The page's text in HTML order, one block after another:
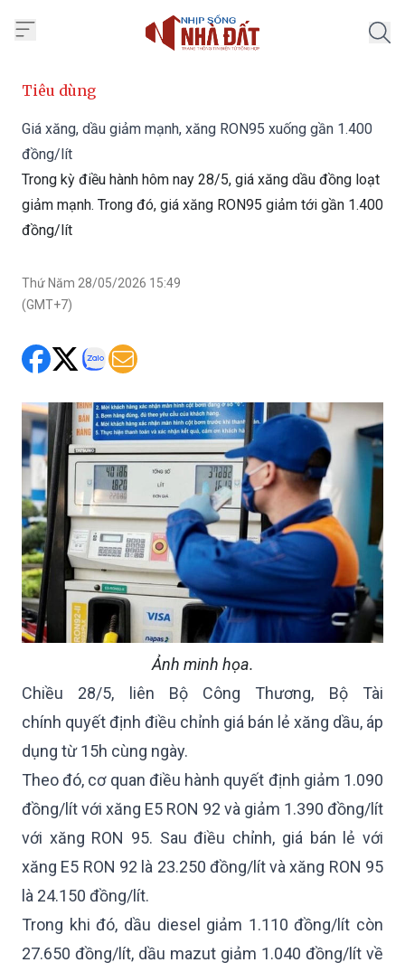
Tiêu dùng
Giá xăng, dầu giảm mạnh, xăng RON95 xuống gần 1.400
đồng/lít
Trong kỳ điều hành hôm nay 28/5, giá xăng dầu đồng loạt
giảm mạnh. Trong đó, giá xăng RON95 giảm tới gần 1.400
đồng/lít
Thứ Năm 28/05/2026 15:49
(GMT+7)
Ảnh minh họa.
Chiều 28/5, liên Bộ Công Thương, Bộ Tài
chính quyết định điều chỉnh giá bán lẻ xăng dầu, áp
dụng từ 15h cùng ngày.
Theo đó, cơ quan điều hành quyết định giảm 1.090
đồng/lít với xăng E5 RON 92 và giảm 1.390 đồng/lít
với xăng RON 95. Sau điều chỉnh, giá bán lẻ với
xăng E5 RON 92 là 23.250 đồng/lít và xăng RON 95
là 24.150 đồng/lít.
Trong khi đó, dầu diesel giảm 1.110 đồng/lít còn
27.650 đồng/lít, dầu mazut giảm 1.040 đồng/lít về